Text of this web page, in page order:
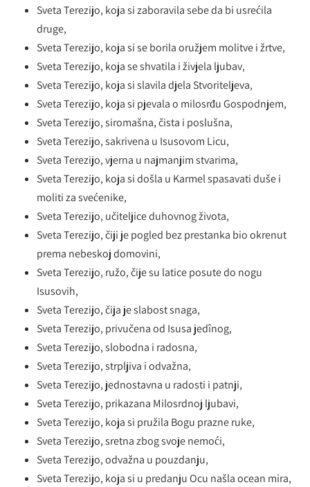
Sveta Terezijo, koja si zaboravila sebe da bi usrećila
druge,
Sveta Terezijo, koja si se borila oružjem molitve i žrtve,
Sveta Terezijo, koja se shvatila i živjela ljubav,
Sveta Terezijo, koja si slavila djela Stvoriteljeva,
Sveta Terezijo, koja si pjevala o milosrđu Gospodnjem,
Sveta Terezijo, siromašna, čista i poslušna,
Sveta Terezijo, sakrivena u Isusovom Licu,
Sveta Terezijo, vjerna u najmanjim stvarima,
Sveta Terezijo, koja si došla u Karmel spasavati duše i
moliti za svećenike,
Sveta Terezijo, učiteljice duhovnog života,
Sveta Terezijo, čiji je pogled bez prestanka bio okrenut
prema nebeskoj domovini,
Sveta Terezijo, ružo, čije su latice posute do nogu
Isusovih,
Sveta Terezijo, čija je slabost snaga,
Sveta Terezijo, privučena od Isusa jedînog,
Sveta Terezijo, slobodna i radosna,
Sveta Terezijo, strpljiva i odvažna,
Sveta Terezijo, jednostavna u radosti i patnji,
Sveta Terezijo, prikazana Milosrdnoj ljubavi,
Sveta Terezijo, koja si pružila Bogu prazne ruke,
Sveta Terezijo, sretna zbog svoje nemoći,
Sveta Terezijo, odvažna u pouzdanju,
Sveta Terezijo, koja si u predanju Ocu našla ocean mira,